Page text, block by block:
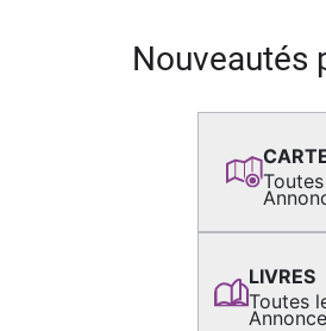
Nouveautés
LIVRES
Toutes